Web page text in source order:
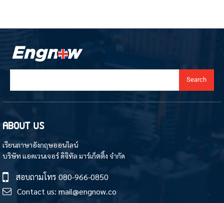
Search
ABOUT US
เรียนภาษาอังกฤษออนไลน์
บริษัท แอดเวนเจอร์ ดิจิทัล มาร์เก็ตติ้ง จำกัด
สอบถามโทร 080-966-0850
Contact us: mail@engnow.co